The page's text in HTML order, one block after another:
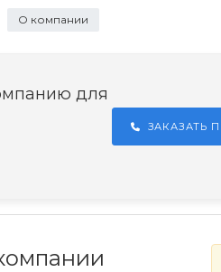
О компании
для
ЗАКАЗАТЬ